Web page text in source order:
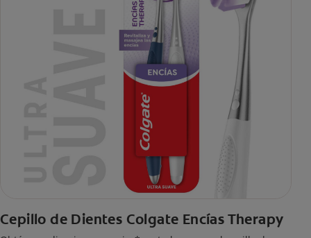
Cepillo de Dientes Colgate Encías Therapy